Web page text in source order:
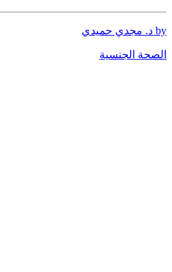
by د. مجدي حميدي
الصحة الجنسية